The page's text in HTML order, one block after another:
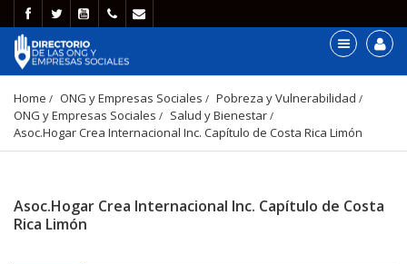
Home ONG y Empresas Sociales
Pobreza y Vulnerabilidad
ONG y Empresas Sociales
Salud y Bienestar
Asoc.Hogar Crea Internacional Inc. Capítulo de Costa Rica Limón
Asoc.Hogar Crea Internacional Inc. Capítulo de Costa
Rica Limón